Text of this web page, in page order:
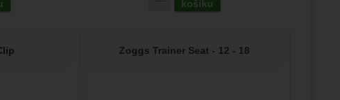
kampaní.
stránek.
košíku
Zoggs Trainer Seat - 12 - 18